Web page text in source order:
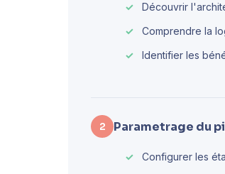
Découvrir
Comprendre la
Identifier les
2 Parametrage du
Configurer les